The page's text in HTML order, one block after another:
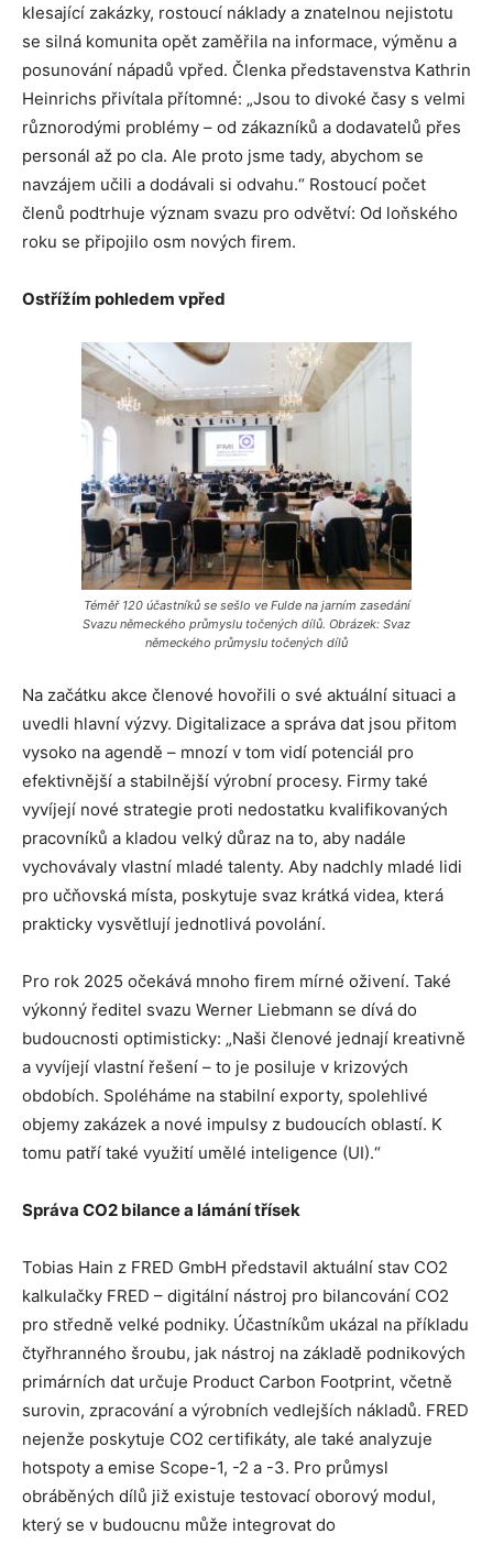
klesající zakázky, rostoucí náklady a znatelnou nejistotu
se silná komunita opět zaměřila na informace, výměnu a
posunování nápadů vpřed. Členka představenstva Kathrin
Heinrichs přivítala přítomné: „Jsou to divoké časy s velmi
různorodými problémy – od zákazníků a dodavatelů přes
personál až po cla. Ale proto jsme tady, abychom se
navzájem učili a dodávali si odvahu.“ Rostoucí počet
členů podtrhuje význam svazu pro odvětví: Od loňského
roku se připojilo osm nových firem.
Ostřížím pohledem vpřed
Téměř 120 účastníků se sešlo ve Fulde na jarním zasedání
Svazu německého průmyslu točených dílů. Obrázek: Svaz
německého průmyslu točených dílů
Na začátku akce členové hovořili o své aktuální situaci a
uvedli hlavní výzvy. Digitalizace a správa dat jsou přitom
vysoko na agendě – mnozí v tom vidí potenciál pro
efektivnější a stabilnější výrobní procesy. Firmy také
vyvíjejí nové strategie proti nedostatku kvalifikovaných
pracovníků a kladou velký důraz na to, aby nadále
vychovávaly vlastní mladé talenty. Aby nadchly mladé lidi
pro učňovská místa, poskytuje svaz krátká videa, která
prakticky vysvětlují jednotlivá povolání.
Pro rok 2025 očekává mnoho firem mírné oživení. Také
výkonný ředitel svazu Werner Liebmann se dívá do
budoucnosti optimisticky: „Naši členové jednají kreativně
a vyvíjejí vlastní řešení – to je posiluje v krizových
obdobích. Spoléháme na stabilní exporty, spolehlivé
objemy zakázek a nové impulsy z budoucích oblastí. K
tomu patří také využití umělé inteligence (UI).“
Správa CO2 bilance a lámání třísek
Tobias Hain z FRED GmbH představil aktuální stav CO2
kalkulačky FRED – digitální nástroj pro bilancování CO2
pro středně velké podniky. Účastníkům ukázal na příkladu
čtyřhranného šroubu, jak nástroj na základě podnikových
primárních dat určuje Product Carbon Footprint, včetně
surovin, zpracování a výrobních vedlejších nákladů. FRED
nejenže poskytuje CO2 certifikáty, ale také analyzuje
hotspoty a emise Scope-1, -2 a -3. Pro průmysl
obráběných dílů již existuje testovací oborový modul,
který se v budoucnu může integrovat do